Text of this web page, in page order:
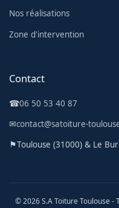
Nos réalisations
Zone d'intervention
Contact
☎06 50 53 40 87
✉contact@satoiture-
⚑Toulouse (31000) & Le
© 2026 S.A Toiture Toulouse -